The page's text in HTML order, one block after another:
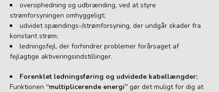
overophedning og udbrænding, ved at styre
strømforsyningen omhyggeligt;
udvidet spændings-/strømforsyning, der undgår skader fra
konstant strøm;
ledningsfejl, der forhindrer problemer forårsaget af
fejlagtige aktiveringsindstillinger.
Forenklet ledningsføring og udvidede kabellængder:
Funktionen “multiplicerende energi” gør det muligt for dig at